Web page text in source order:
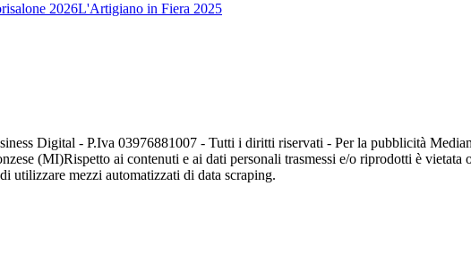
2026L'Artigiano in Fiera 2025
Digital - P.Iva 03976881007 - Tutti i diritti riservati - Per la pubblicità
(MI)Rispetto ai contenuti e ai dati personali trasmessi e/o riprodotti è
utilizzare mezzi automatizzati di data scraping.